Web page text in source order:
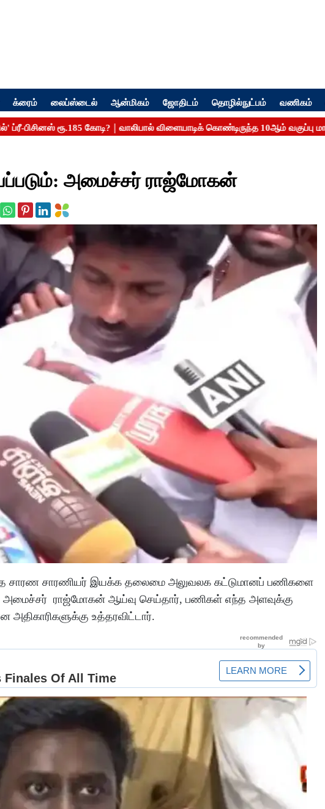
க்ரைம் லைப்ஸ்டைல் ஆன்மிகம் ஜோதிடம் தொழில்நுட்பம் வணிகம்
அமைச்சர் ராஜ்மோகன்
சாரண சாரணியர் இயக்க தலைமை அலுவலக கட்டுமானப் பணிகளை
அமைச்சர் ராஜ்மோகன் ஆய்வு செய்தார், பணிகள் எந்த அளவுக்கு
அதிகாரிகளுக்கு உத்தரவிட்டார்.